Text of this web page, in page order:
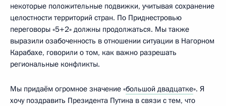
некоторые положительные подвижки, учитывая сохранение
целостности территорий стран. По Приднестровью
переговоры «5+2» должны продолжаться. Мы также
выразили озабоченность в отношении ситуации в Нагорном
Карабахе, говорили о том, как важно разрешать
региональные конфликты.
Мы придаём огромное значение «большой двадцатке». Я
хочу поздравить Президента Путина в связи с тем, что